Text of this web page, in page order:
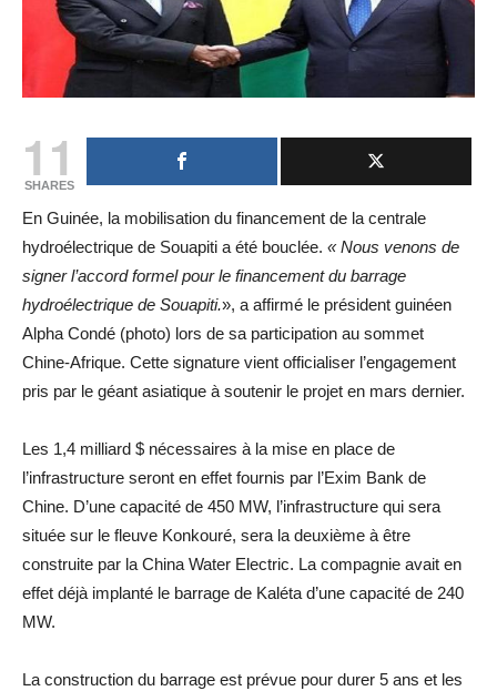
11
SHARES
En Guinée, la mobilisation du financement de la centrale
hydroélectrique de Souapiti a été bouclée. « Nous venons de
signer l’accord formel pour le financement du barrage
hydroélectrique de Souapiti.», a affirmé le président guinéen
Alpha Condé (photo) lors de sa participation au sommet
Chine-Afrique. Cette signature vient officialiser l’engagement
pris par le géant asiatique à soutenir le projet en mars dernier.
Les 1,4 milliard $ nécessaires à la mise en place de
l’infrastructure seront en effet fournis par l’Exim Bank de
Chine. D’une capacité de 450 MW, l’infrastructure qui sera
située sur le fleuve Konkouré, sera la deuxième à être
construite par la China Water Electric. La compagnie avait en
effet déjà implanté le barrage de Kaléta d’une capacité de 240
MW.
La construction du barrage est prévue pour durer 5 ans et les